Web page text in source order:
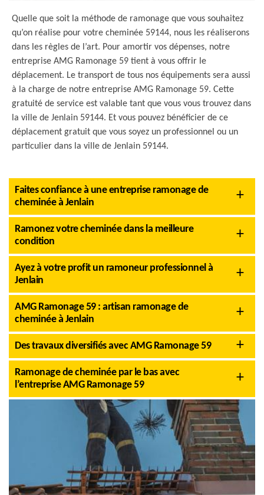
Quelle que soit la méthode de ramonage que vous souhaitez
qu’on réalise pour votre cheminée 59144, nous les réaliserons
dans les règles de l’art. Pour amortir vos dépenses, notre
entreprise AMG Ramonage 59 tient à vous offrir le
déplacement. Le transport de tous nos équipements sera aussi
à la charge de notre entreprise AMG Ramonage 59. Cette
gratuité de service est valable tant que vous vous trouvez dans
la ville de Jenlain 59144. Et vous pouvez bénéficier de ce
déplacement gratuit que vous soyez un professionnel ou un
particulier dans la ville de Jenlain 59144.
Faites confiance à une entreprise ramonage de
cheminée à Jenlain
Ramonez votre cheminée dans la meilleure
condition
Ayez à votre profit un ramoneur professionnel à
Jenlain
AMG Ramonage 59 : artisan ramonage de
cheminée à Jenlain
Des travaux diversifiés avec AMG Ramonage 59
Ramonage de cheminée par le bas avec
l’entreprise AMG Ramonage 59